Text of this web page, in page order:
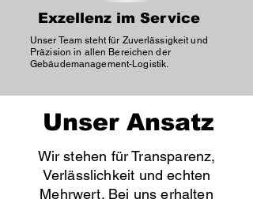
Exzellenz im Service
Unser Team steht für Zuverlässigkeit und
Präzision in allen Bereichen der
Gebäudemanagement-Logistik.
Unser Ansatz
Wir stehen für Transparenz,
Verlässlichkeit und echten
Mehrwert. Bei uns erhalten